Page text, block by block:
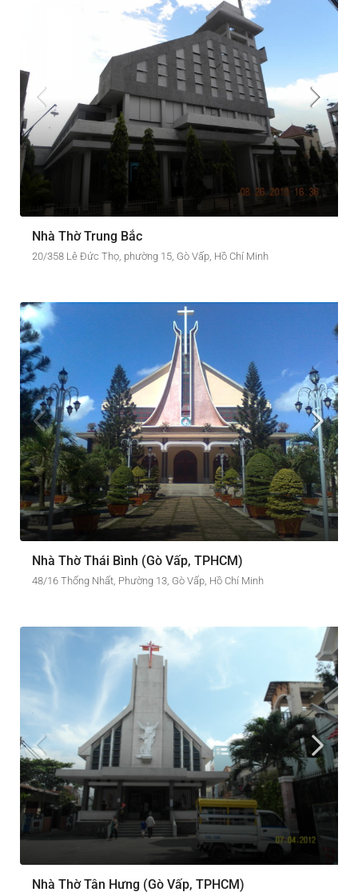
Nhà Thờ Trung Bắc
20/358 Lê Đức Thọ, phường 15, Gò Vấp, Hồ Chí Minh
Nhà Thờ Thái Bình (Gò Vấp, TPHCM)
48/16 Thống Nhất, Phường 13, Gò Vấp, Hồ Chí Minh
Nhà Thờ Tân Hưng (Gò Vấp, TPHCM)